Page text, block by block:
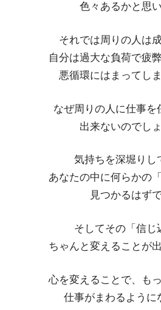
色々あるかと思
それでは周りの人は
自分は過大な負荷で疲
悪循環にはまってし
なぜ周りの人に仕事を
出来ないのでしょ
気持ちを深堀りし
あなたの中に何らかの
見つかるはずで
そしてその「信じ
ちゃんと変えることが
心を変えることで、も
仕事がまわるように